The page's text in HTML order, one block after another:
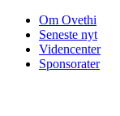
Om Ovethi
Seneste nyt
Videncenter
Sponsorater